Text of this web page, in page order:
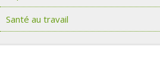
Santé au travail